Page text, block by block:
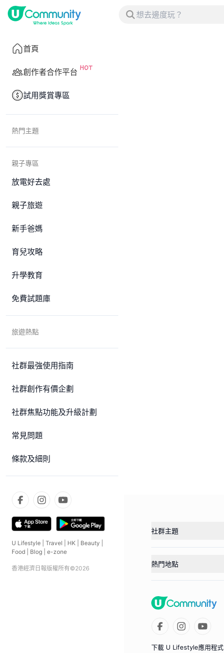
首頁
創作者合作平台
試用獎賞專區
熱門主題
親子專區
放電好去處
親子旅遊
新手爸媽
育兒攻略
升學教育
免費試題庫
旅遊熱點
社群最強使用指南
社群創作有價企劃
社群焦點功能及升級計劃
常見問題
條款及細則
U Lifestyle Travel HK Beauty
Food
Blog e-zone
香港經濟日報版權所有©2026
社群主題
熱門地點
下載 U Lifestyle應用程式